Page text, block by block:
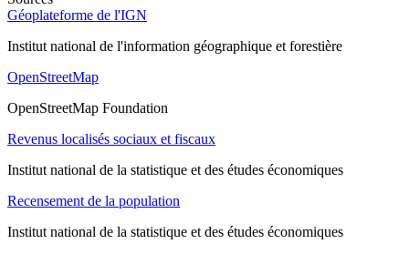
Géoplateforme de l'IGN
Institut national de l'information géographique et forestière
OpenStreetMap
OpenStreetMap Foundation
Revenus localisés sociaux et fiscaux
Institut national de la statistique et des études économiques
Recensement de la population
Institut national de la statistique et des études économiques